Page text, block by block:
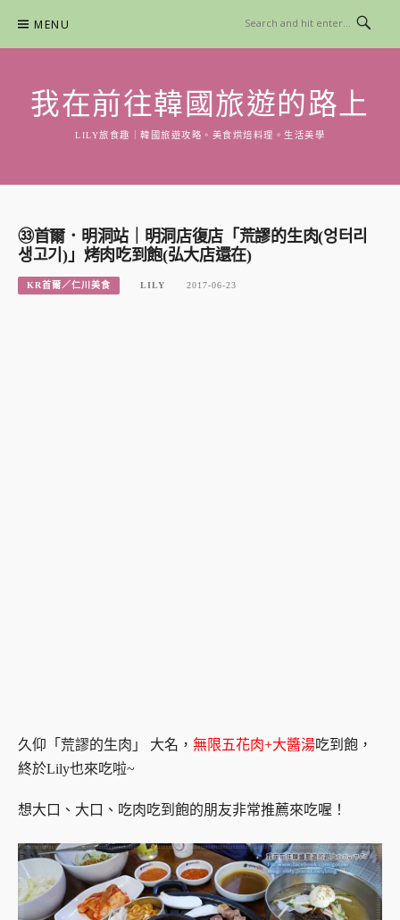
content
MENU
我在前往韓國旅遊的路上
LILY旅食趣｜韓國旅遊攻略。美食烘焙料理。生活美學
㉝首爾．明洞站｜明洞店復店「荒謬的生肉(엉터리
생고기)」烤肉吃到飽(弘大店還在)
KR首爾／仁川美食 LILY 2017-06-23
久仰「荒謬的生肉」 大名， 無限五花肉+大醬湯吃到飽，
終於Lily也來吃啦~
想大口、大口、吃肉吃到飽的朋友非常推薦來吃喔！